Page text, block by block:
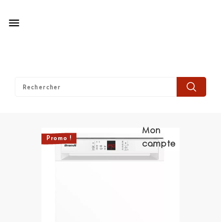

Mon
compte
Promo !